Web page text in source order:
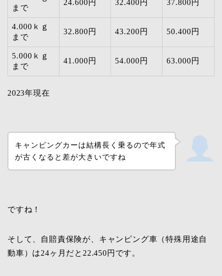
まで
24.600円 32.400円 37.800円
4.000ｋｇ
まで
32.800円 43.200円 50.400円
5.000ｋｇ
まで
41.000円 54.000円 63.000円
2023年現在
キャンピングカーは結構長く乗るので年式
が古くなると差が大きいですね
ですね！
そして、自賠責保険が、キャンピング車（特殊用途自
動車）は24ヶ月だと22.450円です。